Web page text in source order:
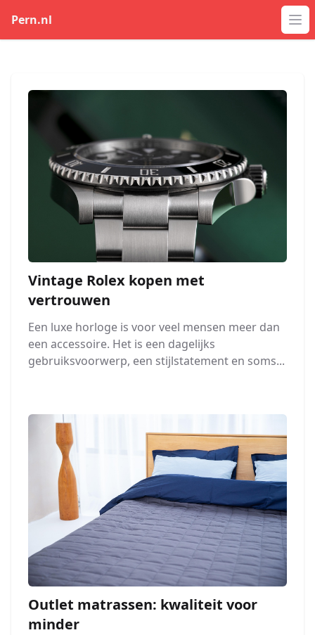
Pern.nl
Vintage Rolex kopen met
vertrouwen
Een luxe horloge is voor veel mensen meer dan
een accessoire. Het is een dagelijks
gebruiksvoorwerp, een stijlstatement en soms...
Outlet matrassen: kwaliteit voor
minder